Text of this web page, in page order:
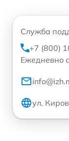
Служба
+7 (800)
Ежедневно
ул.